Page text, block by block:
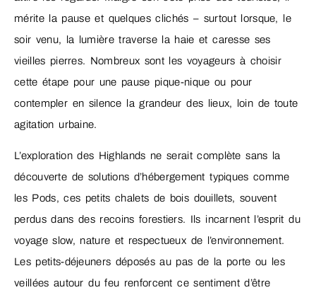
mérite la pause et quelques clichés – surtout lorsque, le
soir venu, la lumière traverse la haie et caresse ses
vieilles pierres. Nombreux sont les voyageurs à choisir
cette étape pour une pause pique-nique ou pour
contempler en silence la grandeur des lieux, loin de toute
agitation urbaine.
L’exploration des Highlands ne serait complète sans la
découverte de solutions d’hébergement typiques comme
les Pods, ces petits chalets de bois douillets, souvent
perdus dans des recoins forestiers. Ils incarnent l’esprit du
voyage slow, nature et respectueux de l’environnement.
Les petits-déjeuners déposés au pas de la porte ou les
veillées autour du feu renforcent ce sentiment d’être